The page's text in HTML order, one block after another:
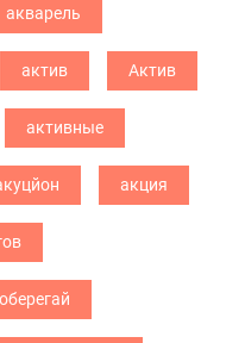
акварель
актив Актив
активные
акция